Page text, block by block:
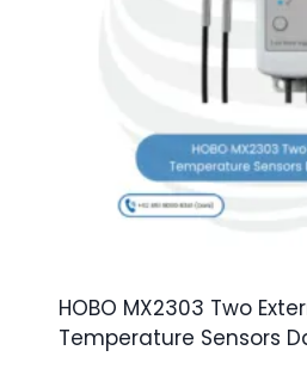
HOBO MX2303 Two
Temperature Sensors